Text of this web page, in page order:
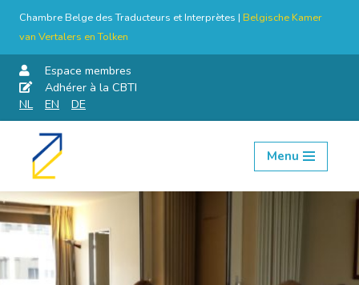
Chambre Belge des Traducteurs et Interprètes | Belgische Kamer
van Vertalers en Tolken
Espace membres
Adhérer à la CBTI
NL
EN DE
Aller
contenu
Menu